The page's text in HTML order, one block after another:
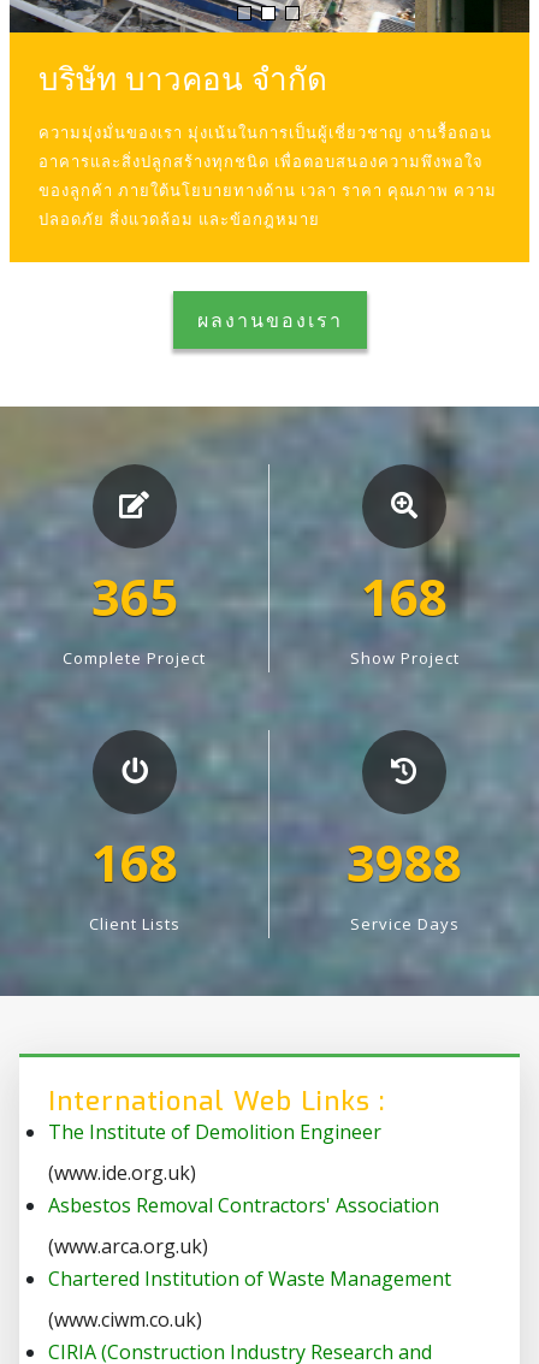
บริษัท บาวคอน จำกัด
ความมุ่งมั่นของเรา มุ่งเน้นในการเป็นผู้เชี่ยวชาญ งานรื้อถอน
อาคารและสิ่งปลูกสร้างทุกชนิด เพื่อตอบสนองความพึงพอใจ
ของลูกค้า ภายใต้นโยบายทางด้าน เวลา ราคา คุณภาพ ความ
ปลอดภัย สิ่งแวดล้อม และข้อกฎหมาย
ผลงานของเรา
365
Complete Project
168
Show Project
168
Client Lists
4190
Service Days
International Web Links :
The Institute of Demolition Engineer
(www.ide.org.uk)
Asbestos Removal Contractors' Association
(www.arca.org.uk)
Chartered Institution of Waste Management
(www.ciwm.co.uk)
CIRIA (Construction Industry Research and